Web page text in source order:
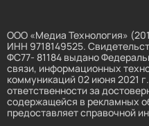
ООО «Медиа Технология»
ИНН 9718149525.
ФС77- 81184 выдано
связи, информационных
коммуникаций 02 июня 2021
ответственности за
содержащейся в рекламных
предоставляет справочной